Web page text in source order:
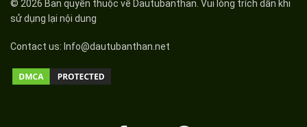
© 2026 Bản quyền thuộc về Dautubanthan. Vui lòng trích dẫn khi
sử dụng lại nội dung
Contact us: Info@dautubanthan.net